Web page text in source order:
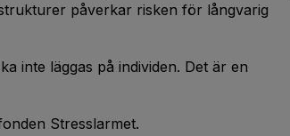
påverkar risken för långvarig
inte läggas på individen. Det är en
Stresslarmet.